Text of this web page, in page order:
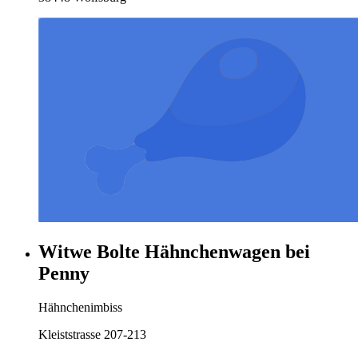
Witwe Bolte Hähnchenwagen bei
Penny
Hähnchenimbiss
Kleiststrasse 207-213